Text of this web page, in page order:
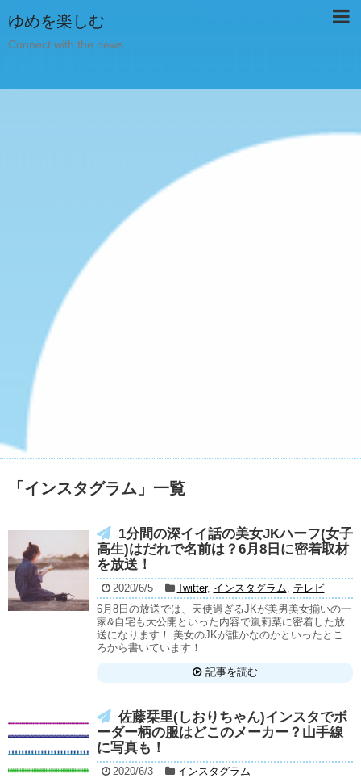
ゆめを楽しむ
Connect with the news
「 インスタグラム 」 一覧
1分間の深イイ話の美女JKハーフ(女子
高生)はだれで名前は？6月8日に密着取材
を放送！
2020/6/5 Twitter, インスタグラム
テレビ
6月8日の放送では、天使過ぎるJKが美男美女揃いの一
家&自宅も大公開といった内容で嵐莉菜に密着した放
送になります！ 美女のJKが誰かなのかといったとこ
ろから書いています！
記事を読む
佐藤栞里(しおりちゃん)インスタでボ
ーダー柄の服はどこのメーカー？山手線
に写真も！
2020/6/3
インスタグラム